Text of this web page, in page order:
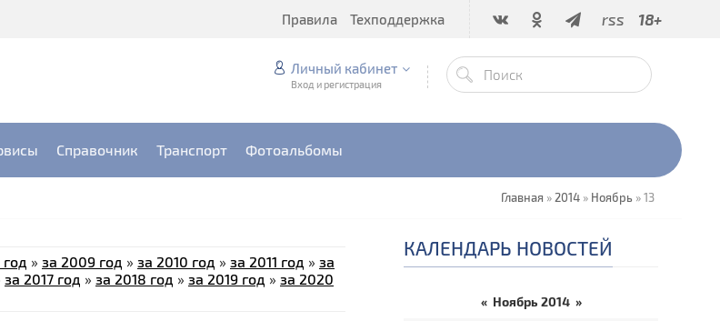
rss 18+
Правила Техподдержка
Личный кабинет
Вход и регистрация
Справочник Транспорт Фотоальбомы
Главная » 2014 » Ноябрь »13
» за 2009 год » за 2010 год » за 2011 год » за
за 2017 год » за 2018 год » за 2019 год » за 2020
КАЛЕНДАРЬ НОВОСТЕЙ
« Ноябрь 2014 »